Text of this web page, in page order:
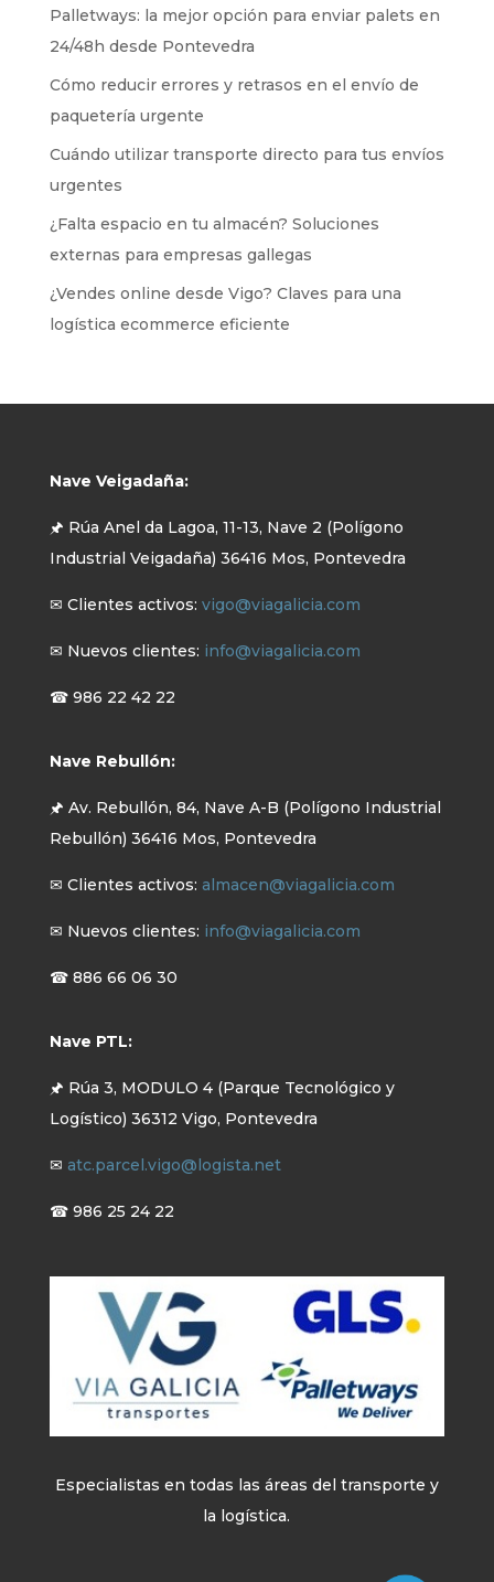
Palletways: la mejor opción para enviar palets en
24/48h desde Pontevedra
Cómo reducir errores y retrasos en el envío de
paquetería urgente
Cuándo utilizar transporte directo para tus envíos
urgentes
¿Falta espacio en tu almacén? Soluciones
externas para empresas gallegas
¿Vendes online desde Vigo? Claves para una
logística ecommerce eficiente
Nave Veigadaña:
🖈 Rúa Anel da Lagoa, 11-13, Nave 2 (Polígono
Industrial Veigadaña) 36416 Mos, Pontevedra
✉ Clientes activos: vigo@viagalicia.com
✉ Nuevos clientes: info@viagalicia.com
☎ 986 22 42 22
Nave Rebullón:
🖈 Av. Rebullón, 84, Nave A-B (Polígono Industrial
Rebullón) 36416 Mos, Pontevedra
✉ Clientes activos: almacen@viagalicia.com
✉ Nuevos clientes: info@viagalicia.com
☎ 886 66 06 30
Nave PTL:
🖈 Rúa 3, MODULO 4 (Parque Tecnológico y
Logístico) 36312 Vigo, Pontevedra
✉ atc.parcel.vigo@logista.net
☎ 986 25 24 22
Especialistas en todas las áreas del transporte y
la logística.